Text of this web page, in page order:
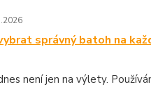
správný batoh na
není jen na výlety.